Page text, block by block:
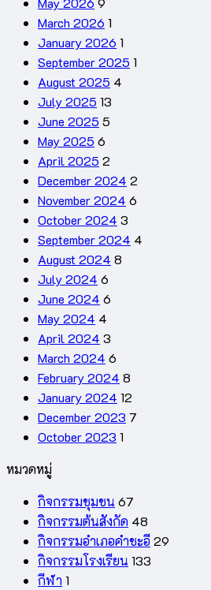
March 2026 1
January 2026 1
September 2025 1
August 2025 4
July 2025 13
June 2025 5
May 2025 6
April 2025 2
December 2024 2
November 2024 6
October 2024 3
September 2024 4
August 2024 8
July 2024 6
June 2024 6
May 2024 4
April 2024 3
March 2024 6
February 2024 8
January 2024 12
December 2023 7
October 2023 1
หมวดหมู่
กิจกรรมชุมชน 67
กิจกรรมต้นสังกัด 48
กิจกรรมอำเภอคำชะอี 29
กิจกรรมโรงเรียน 133
กีฬา 1